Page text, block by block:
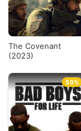
The Covenant
(2023)
50%